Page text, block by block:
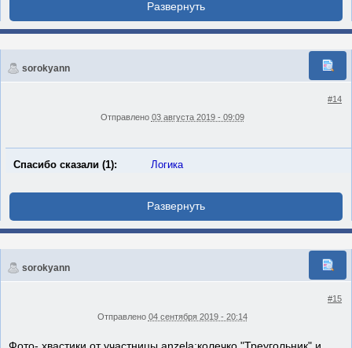
sorokyann
#14
Отправлено 03 августа 2019 - 09:09
Спасибо сказали (1): Логика
sorokyann
#15
Отправлено 04 сентября 2019 - 20:14